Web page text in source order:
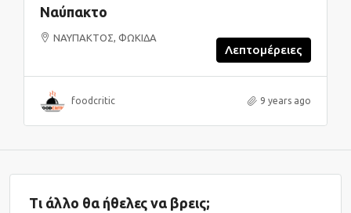
Ναύπακτο
ΝΑΥΠΑΚΤΟΣ, ΦΩΚΙΔΑ
Λεπτομέρειες
foodcritic 9 years ago
Τι άλλο θα ήθελες να βρεις;